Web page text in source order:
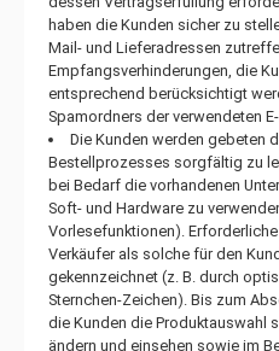
haben die Kunden sicher zu
Mail- und Lieferadressen
Empfangsverhinderungen, die
entsprechend berücksichtigt
Spamordners der verwendeten
Die Kunden werden gebeten
Bestellprozesses sorgfältig zu
bei Bedarf die vorhandenen
Soft- und Hardware zu
Vorlesefunktionen).
Verkäufer als solche für den
gekennzeichnet (z. B. durch
Sternchen-Zeichen). Bis zum
die Kunden die Produktauswahl
ändern und einsehen sowie im